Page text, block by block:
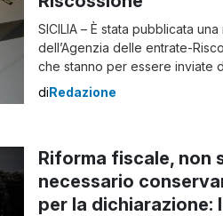
SICILIA – È stata pubblicata
dell’Agenzia delle entrate-
che stanno per essere inviate
contribuenti della Regione
bollettini è effettuata dall’ente
diRedazione
Riforma fiscale, non
necessario
per la dichiarazione: